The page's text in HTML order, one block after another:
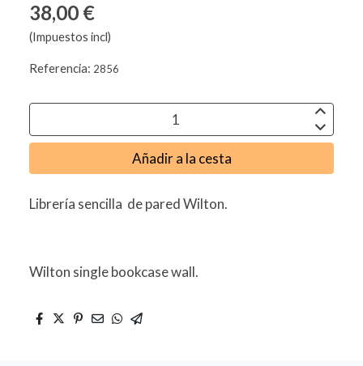
38,00 €
(Impuestos incl)
Referencia: 2856
Añadir a la cesta
Librería sencilla de pared Wilton.
Wilton single bookcase wall.